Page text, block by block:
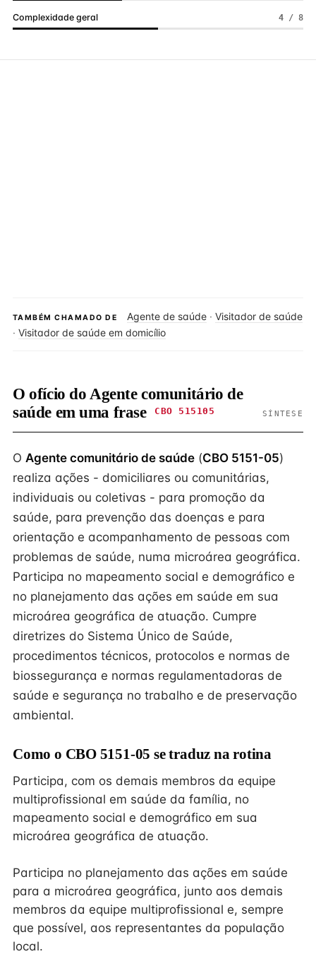
Complexidade geral 4 / 8
TAMBÉM CHAMADO DE Agente de saúde · Visitador de saúde
· Visitador de saúde em domicílio
O ofício do Agente comunitário de
saúde em uma frase
CBO 515105 SÍNTESE
O Agente comunitário de saúde (CBO 5151-05)
realiza ações - domiciliares ou comunitárias,
individuais ou coletivas - para promoção da
saúde, para prevenção das doenças e para
orientação e acompanhamento de pessoas com
problemas de saúde, numa microárea geográfica.
Participa no mapeamento social e demográfico e
no planejamento das ações em saúde em sua
microárea geográfica de atuação. Cumpre
diretrizes do Sistema Único de Saúde,
procedimentos técnicos, protocolos e normas de
biossegurança e normas regulamentadoras de
saúde e segurança no trabalho e de preservação
ambiental.
Como o CBO 5151-05 se traduz na rotina
Participa, com os demais membros da equipe
multiprofissional em saúde da família, no
mapeamento social e demográfico em sua
microárea geográfica de atuação.
Participa no planejamento das ações em saúde
para a microárea geográfica, junto aos demais
membros da equipe multiprofissional e, sempre
que possível, aos representantes da população
local.